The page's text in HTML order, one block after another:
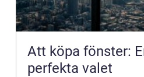
Att köpa fönster:
perfekta valet